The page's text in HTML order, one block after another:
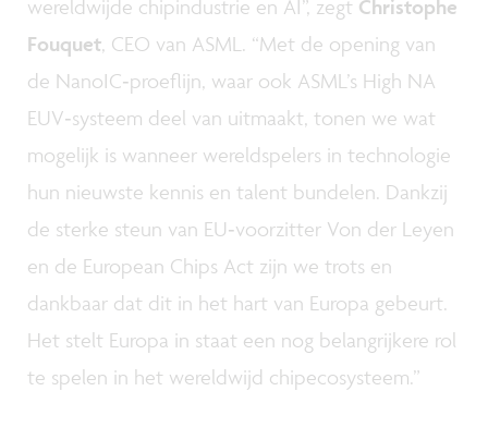
wereldwijde chipindustrie en AI”, zegt Christophe
Fouquet, CEO van ASML. “Met de opening van
de NanoIC‑proeflijn, waar ook ASML’s High NA
EUV‑systeem deel van uitmaakt, tonen we wat
mogelijk is wanneer wereldspelers in technologie
hun nieuwste kennis en talent bundelen. Dankzij
de sterke steun van EU‑voorzitter Von der Leyen
en de European Chips Act zijn we trots en
dankbaar dat dit in het hart van Europa gebeurt.
Het stelt Europa in staat een nog belangrijkere rol
te spelen in het wereldwijd chipecosysteem.”